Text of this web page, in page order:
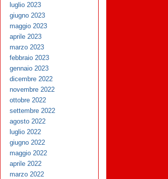
luglio 2023
giugno 2023
maggio 2023
aprile 2023
marzo 2023
febbraio 2023
gennaio 2023
dicembre 2022
novembre 2022
ottobre 2022
settembre 2022
agosto 2022
luglio 2022
giugno 2022
maggio 2022
aprile 2022
marzo 2022